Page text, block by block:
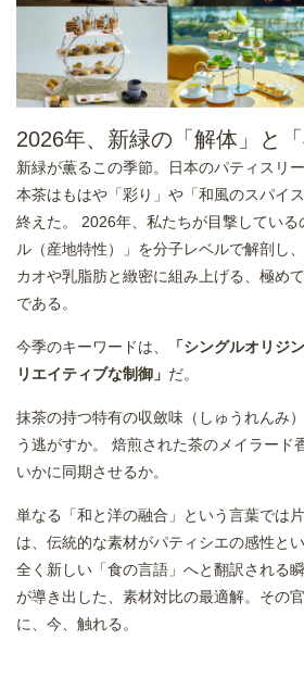
2026年、新緑の「解体」と「
新緑が薫るこの季節。日本のパティスリ
本茶はもはや「彩り」や「和風のスパイ
終えた。 2026年、私たちが目撃してい
ル（産地特性）」を分子レベルで解剖し
カオや乳脂肪と緻密に組み上げる、極め
である。
今季のキーワードは、 「シングルオリジ
リエイティブな制御」 だ。
抹茶の持つ特有の収斂味（しゅうれんみ
う逃がすか。 焙煎された茶のメイラード
いかに同期させるか。
単なる「和と洋の融合」という言葉では
は、伝統的な素材がパティシエの感性と
全く新しい「食の言語」へと翻訳される
が導き出した、素材対比の最適解。その
に、今、触れる。